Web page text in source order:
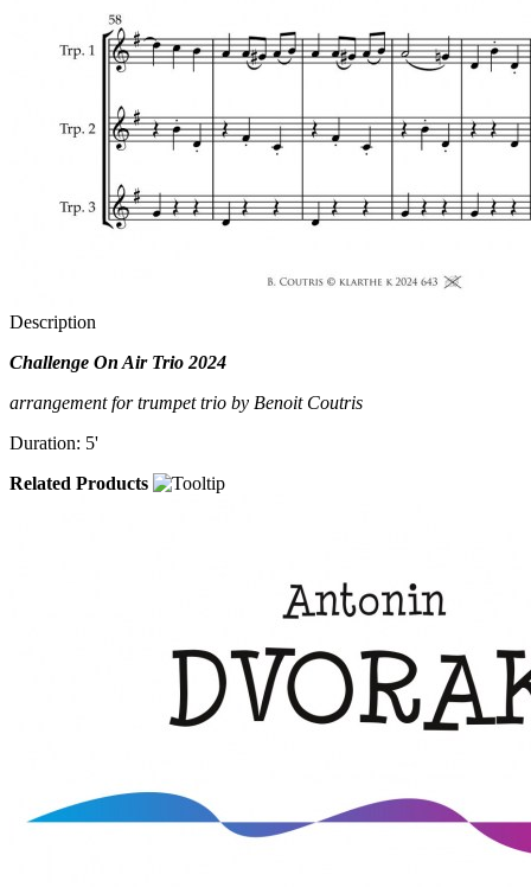
Description
Challenge On Air Trio 2024
arrangement for trumpet trio by Benoit Coutris
Duration: 5'
Related Products